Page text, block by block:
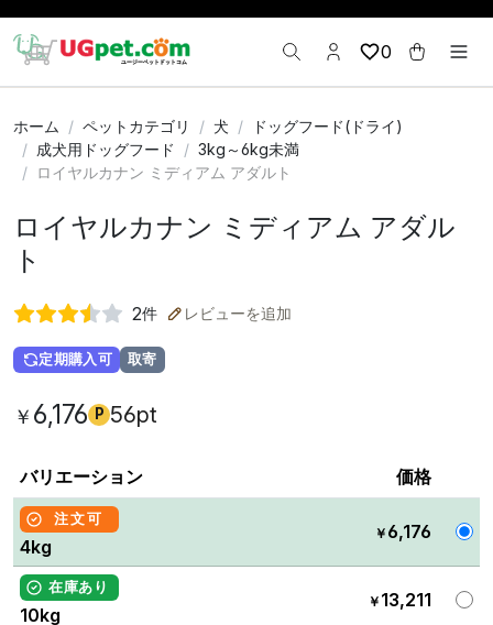
0
ホーム ペットカテゴリ 犬
ドッグフード(ドライ)
成犬用ドッグフード
3kg～6kg未満
ロイヤルカナン ミディアム アダルト
ロイヤルカナン ミディアム アダル
ト
2件 レビューを追加
定期購入可 取寄
￥ 6,176 P 56pt
バリエーション 価格
注文可
4kg
￥ 6,176
在庫あり
10kg
￥ 13,211